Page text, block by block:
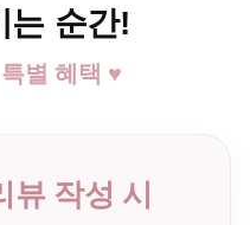
는 순간!
별 혜택 ♥
뷰 작성 시